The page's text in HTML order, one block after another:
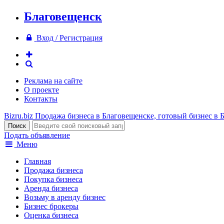
Благовещенск
Вход / Регистрация
Реклама на сайте
О проекте
Контакты
Bizru.biz Продажа бизнеса в Благовещенске, готовый бизнес в
Подать объявление
Меню
Главная
Продажа бизнеса
Покупка бизнеса
Аренда бизнеса
Возьму в аренду бизнес
Бизнес брокеры
Оценка бизнеса